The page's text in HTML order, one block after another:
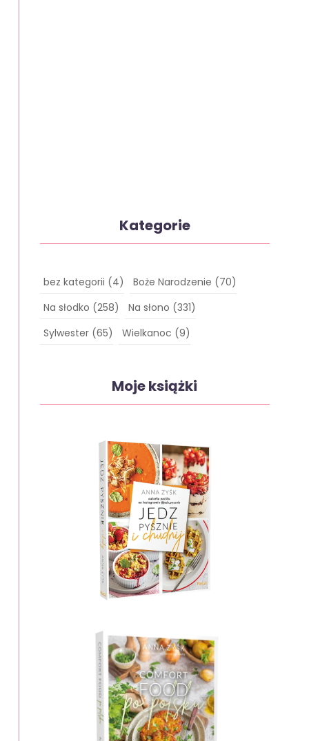
Kategorie
bez kategorii (4) Boże Narodzenie (70)
Na słodko (258) Na słono (331)
Sylwester(65) Wielkanoc (9)
Moje książki